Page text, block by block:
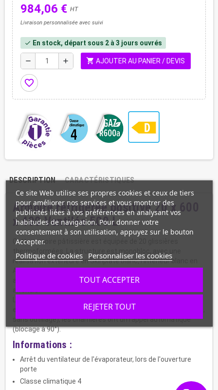
984,06 € HT
Livraison personnalisée avec suivi
check En stock, départ sous 2 à 3 jours ouvrés
remove add shopping_cart AJOUTER AU PANIER / DEVIS
favorite_border
DESCRIPTION CARACTÉRISTIQUES
Armoire réfrigérée positive 20 x 600
x 400 Ventilée 500 L
Cette armoire pâtissière est équipée de 20 glissières
réalisation extérieure en Skinplate blanc, l'intérieur blanc en
avec bouchon de drain (gros entretien), et angles et coins
et non saillante), le joint est magnétique (remplacement aisé,
sans outillage), les charnières ont un rappel automatique
(blocage à 90°).
Informations :
Arrêt du ventilateur de l'évaporateur, lors de l'ouverture
porte
Classe climatique 4
Ce site Web utilise ses propres cookies et ceux de tiers
pour améliorer nos services et vous montrer des
publicités liées à vos préférences en analysant vos
habitudes de navigation. Pour donner votre
consentement à son utilisation, appuyez sur le bouton
Accepter.
Politique de cookies Personnaliser les cookies
REJETER TOUT
TOUT ACCEPTER